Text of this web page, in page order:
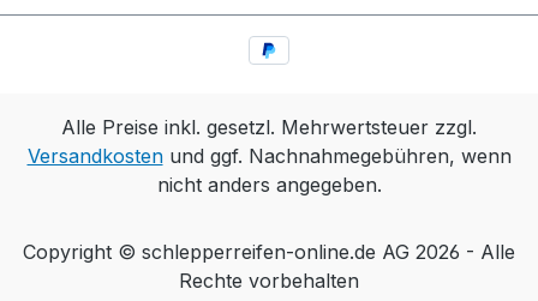
Alle Preise inkl. gesetzl. Mehrwertsteuer zzgl.
Versandkostenund ggf. Nachnahmegebühren, wenn
nicht anders angegeben.
Copyright © schlepperreifen-online.de AG 2026 - Alle
Rechte vorbehalten